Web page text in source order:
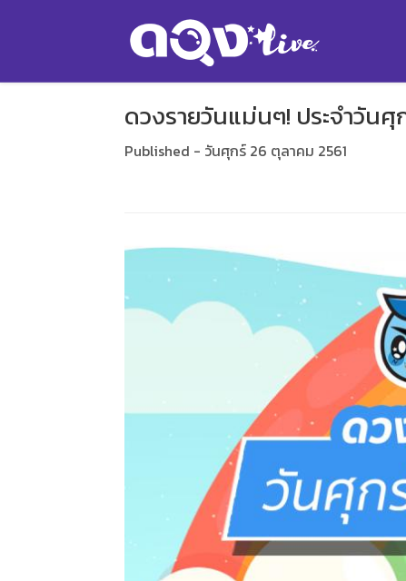
ดวงรายวันแม่นๆ! ประจำวันศุ
Published - วันศุกร์ 26 ตุลาคม 2561